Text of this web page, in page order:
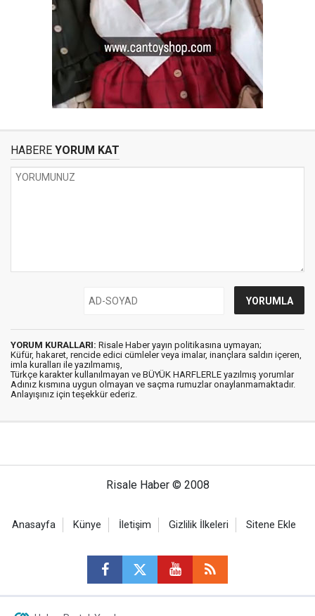
HABERE YORUM KAT
YORUM KURALLARI: Risale Haber yayın politikasına uymayan;
Küfür, hakaret, rencide edici cümleler veya imalar, inançlara saldırı içeren,
imla kuralları ile yazılmamış,
Türkçe karakter kullanılmayan ve BÜYÜK HARFLERLE yazılmış yorumlar
Adınız kısmına uygun olmayan ve saçma rumuzlar onaylanmamaktadır.
Anlayışınız için teşekkür ederiz.
Risale Haber © 2008
Anasayfa Künye İletişim Gizlilik İlkeleri Sitene Ekle